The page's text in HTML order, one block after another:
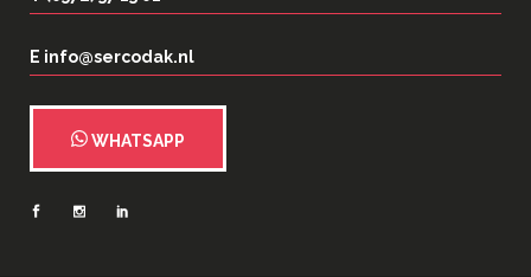
E info@sercodak.nl
WHATSAPP